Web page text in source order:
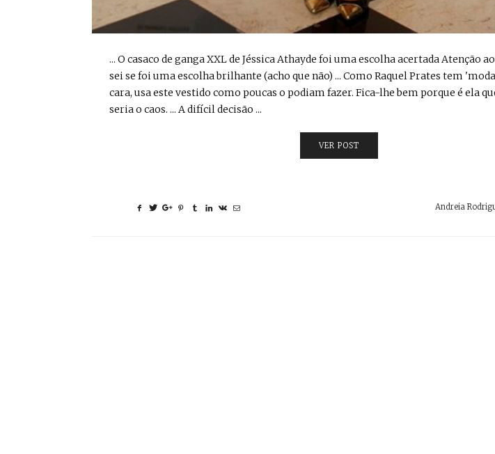
... O casaco de ganga XXL de Jéssica Athayde foi uma escolha acertada Atenção
sei se foi uma escolha brilhante (acho que não) ... Como Raquel Prates tem
cara, usa este vestido como poucas o podiam fazer. Fica-lhe bem porque é ela
seria o caos. ... A difícil decisão ...
VER POST
Andreia